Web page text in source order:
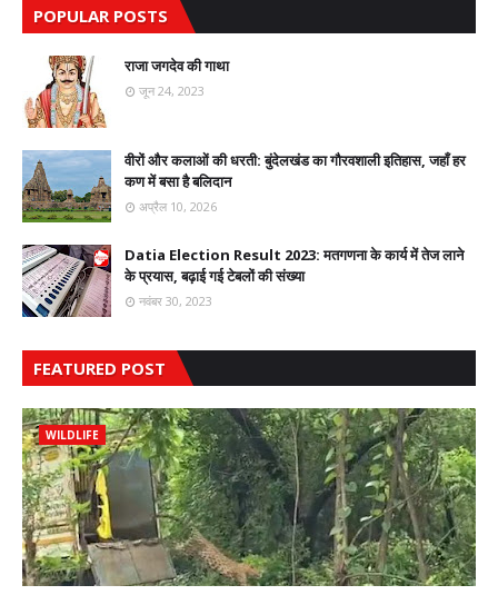
POPULAR POSTS
राजा जगदेव की गाथा
जून 24, 2023
वीरों और कलाओं की धरती: बुंदेलखंड का गौरवशाली इतिहास, जहाँ हर
कण में बसा है बलिदान
अप्रैल 10, 2026
Datia Election Result 2023: मतगणना के कार्य में तेज लाने
के प्रयास, बढ़ाई गई टेबलों की संख्या
नवंबर 30, 2023
FEATURED POST
WILDLIFE